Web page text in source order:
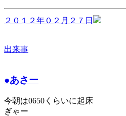
２０１２年０２月２７日
出来事
●あさー
今朝は0650くらいに起床
ぎゃー